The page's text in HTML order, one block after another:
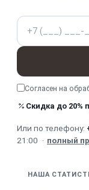
Не работает /
(отложенный
Не
Шумит /
термозащита
Неисправна
Телефон
Согласен на
Скидка до 20%
Или по телефону:
21:00 · полный
НАША